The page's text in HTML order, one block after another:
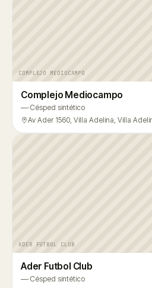
COMPLEJO MEDIOCAMPO
Complejo Mediocampo
—·Césped sintético
ADER FUTBOL CLUB
Ader Futbol Club
—·Césped sintético